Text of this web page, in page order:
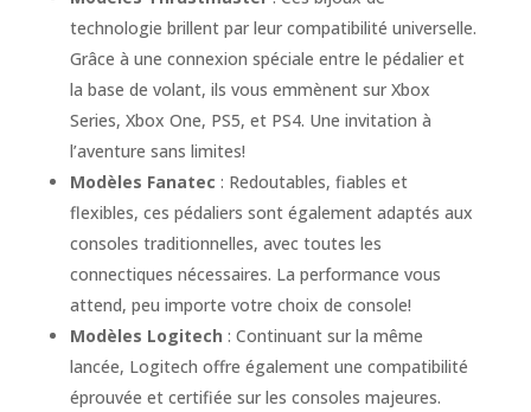
technologie brillent par leur compatibilité universelle.
Grâce à une connexion spéciale entre le pédalier et
la base de volant, ils vous emmènent sur Xbox
Series, Xbox One, PS5, et PS4. Une invitation à
l’aventure sans limites!
Modèles Fanatec : Redoutables, fiables et
flexibles, ces pédaliers sont également adaptés aux
consoles traditionnelles, avec toutes les
connectiques nécessaires. La performance vous
attend, peu importe votre choix de console!
Modèles Logitech : Continuant sur la même
lancée, Logitech offre également une compatibilité
éprouvée et certifiée sur les consoles majeures.